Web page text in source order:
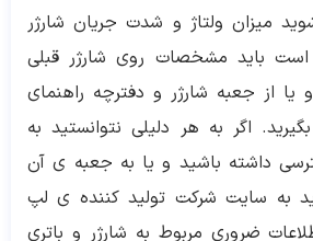
میزان ولتاژ و شدت جریان شارژر
باید مشخصات روی شارژر قبلی
یا از جعبه شارژر و دفترچه راهنمای
اگر به هر دلیلی نتوانستید به
داشته باشید و یا به جعبه ی آن
به سایت شرکت تولید کننده ی لپ
ضروری مربوط به شارژر و باتری